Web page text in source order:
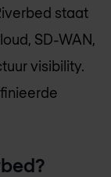
staat
SD-WAN,
visibility.